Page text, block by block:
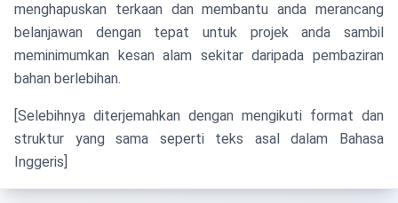
menghapuskan terkaan dan membantu anda merancang
belanjawan dengan tepat untuk projek anda sambil
meminimumkan kesan alam sekitar daripada pembaziran
bahan berlebihan.
[Selebihnya diterjemahkan dengan mengikuti format dan
struktur yang sama seperti teks asal dalam Bahasa
Inggeris]